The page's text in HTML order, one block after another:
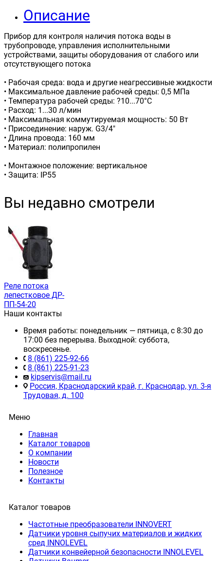
Описание
Прибор для контроля наличия потока воды в
трубопроводе, управления исполнительными
устройствами, защиты оборудования от слабого или
отсутствующего потока
• Рабочая среда: вода и другие неагрессивные жидкости
• Максимальное давление рабочей среды: 0,5 МПа
• Температура рабочей среды: ?10...70°С
• Расход: 1...30 л/мин
• Максимальная коммутируемая мощность: 50 Вт
• Присоединение: наруж. G3/4"
• Длина провода: 160 мм
• Материал: полипропилен
• Монтажное положение: вертикальное
• Защита: IP55
Вы недавно смотрели
Реле потока
лепестковое ДР-
ПП-54-20
Наши контакты
Время работы: понедельник — пятница, с 8:30 до
17:00 без перерыва. Выходной: суббота,
воскресенье.
8 (861) 225-92-66
8 (861) 225-91-23
kipservis@mail.ru
Россия, Краснодарский край, г. Краснодар, ул. 3-я
Трудовая, д. 100
Меню
Главная
Каталог товаров
О компании
Новости
Полезное
Контакты
Каталог товаров
Частотные преобразователи INNOVERT
Датчики уровня сыпучих материалов и жидких
сред INNOLEVEL
Датчики конвейерной безопасности INNOLEVEL